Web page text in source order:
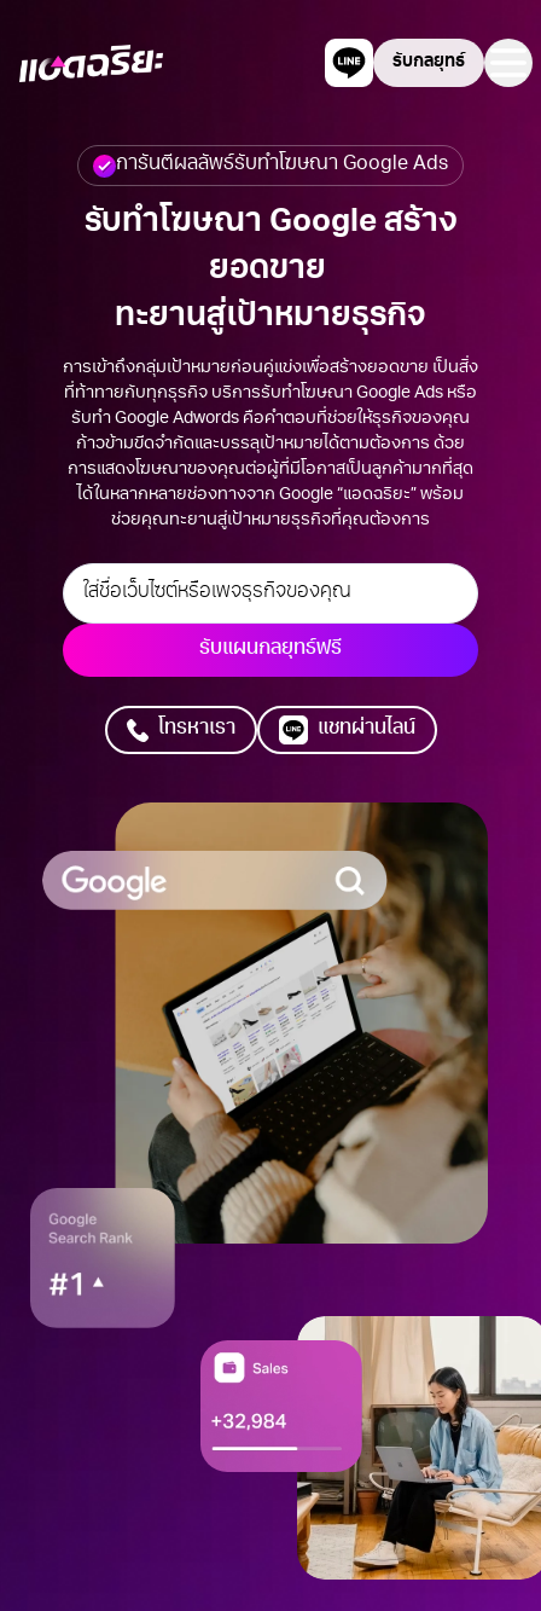
Adchariya แชทผ่านไลน์
รับกลยุทธ์
การันตีผลลัพธ์รับทําโฆษณา Google Ads
รับทําโฆษณา Google สร้าง
ยอดขาย
ทะยานสู่เป้าหมายธุรกิจ
การเข้าถึงกลุ่มเป้าหมายก่อนคู่แข่งเพื่อสร้างยอดขาย เป็นสิ่ง
ที่ท้าทายกับทุกธุรกิจ บริการรับทําโฆษณา Google Ads หรือ
รับทำ Google Adwords คือคำตอบที่ช่วยให้ธุรกิจของคุณ
ก้าวข้ามขีดจำกัดและบรรลุเป้าหมายได้ตามต้องการ ด้วย
การแสดงโฆษณาของคุณต่อผู้ที่มีโอกาสเป็นลูกค้ามากที่สุด
ได้ในหลากหลายช่องทางจาก Google “แอดฉริยะ” พร้อม
ช่วยคุณทะยานสู่เป้าหมายธุรกิจที่คุณต้องการ
รับแผนกลยุทธ์ฟรี
โทรหาเรา แชทผ่านไลน์